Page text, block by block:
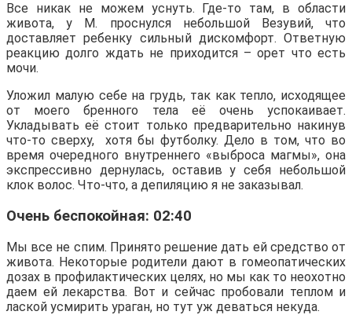
Все никак не можем уснуть. Где-то там, в области
живота, у М. проснулся небольшой Везувий, что
доставляет ребенку сильный дискомфорт. Ответную
реакцию долго ждать не приходится – орет что есть
мочи.
Уложил малую себе на грудь, так как тепло, исходящее
от моего бренного тела её очень успокаивает.
Укладывать её стоит только предварительно накинув
что-то сверху, хотя бы футболку. Дело в том, что во
время очередного внутреннего «выброса магмы», она
экспрессивно дернулась, оставив у себя небольшой
клок волос. Что-что, а депиляцию я не заказывал.
Очень беспокойная: 02:40
Мы все не спим. Принято решение дать ей средство от
живота. Некоторые родители дают в гомеопатических
дозах в профилактических целях, но мы как то неохотно
даем ей лекарства. Вот и сейчас пробовали теплом и
лаской усмирить ураган, но тут уж деваться некуда.